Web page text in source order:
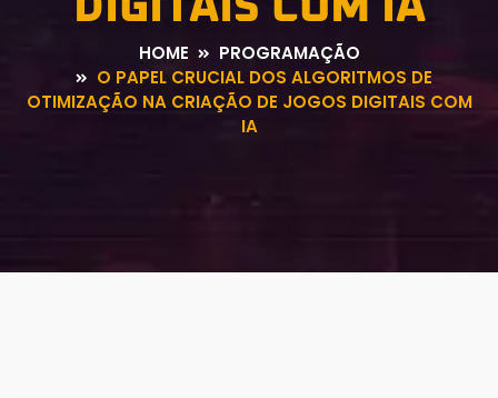
HOME
PROGRAMAÇÃO
O PAPEL CRUCIAL DOS ALGORITMOS DE
OTIMIZAÇÃO NA CRIAÇÃO DE JOGOS DIGITAIS COM
IA